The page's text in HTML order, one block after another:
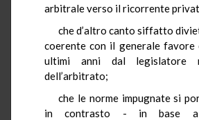
arbitrale verso il ricorrente
che d’altro canto siffatto
coerente con il generale favore
ultimi anni dal legislatore
dell’arbitrato;
che le norme impugnate si
in contrasto - in base